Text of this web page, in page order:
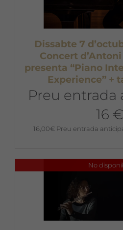
Dissabte 7
Concert
presenta “Piano
Experience” +
Preu entrada
16 €
16,00€ Preu entrada
No